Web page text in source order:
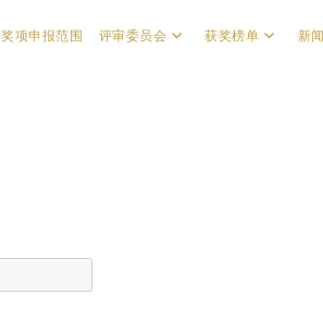
奖项申报范围 评审委员会 获奖榜单 新闻